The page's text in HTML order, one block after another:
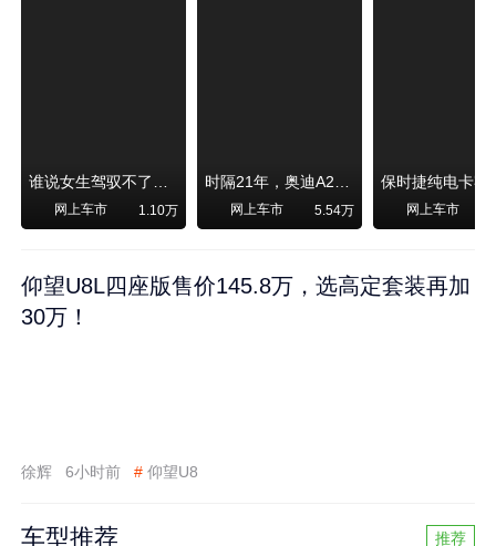
谁说女生驾驭不了大SUV？看我开问界M6驰骋坝上草原！
网上车市 1.10万
时隔21年，奥迪A2强势归来！
网上车市 5.54万 网上车市
仰望U8L四座版售价145.8万，选高定套装再加
30万！
徐辉 6小时前 # 仰望U8
车型推荐 推荐